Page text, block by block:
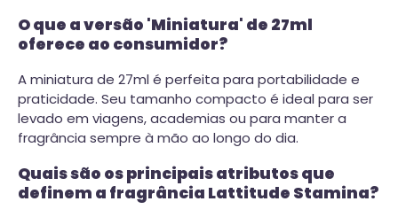
O que a versão 'Miniatura' de 27ml
oferece ao consumidor?
A miniatura de 27ml é perfeita para portabilidade e
praticidade. Seu tamanho compacto é ideal para ser
levado em viagens, academias ou para manter a
fragrância sempre à mão ao longo do dia.
Quais são os principais atributos que
definem a fragrância Lattitude Stamina?